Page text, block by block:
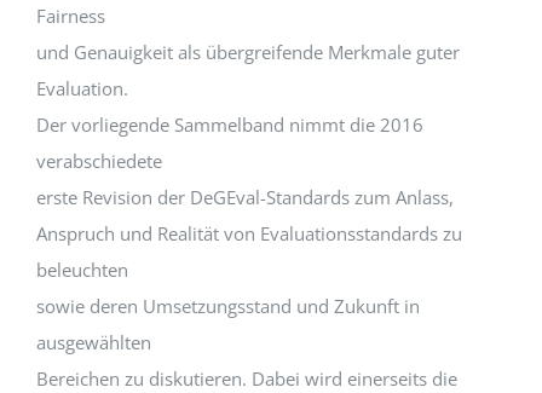
KONTAKT
Fairness
und Genauigkeit als übergreifende Merkmale guter
Evaluation.
Der vorliegende Sammelband nimmt die 2016
verabschiedete
erste Revision der DeGEval-Standards zum Anlass,
Anspruch und Realität von Evaluationsstandards zu
beleuchten
sowie deren Umsetzungsstand und Zukunft in
ausgewählten
Bereichen zu diskutieren. Dabei wird einerseits die